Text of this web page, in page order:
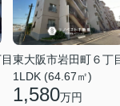
東大阪市岩田町６丁
1LDK (64.67㎡)
1,580万円